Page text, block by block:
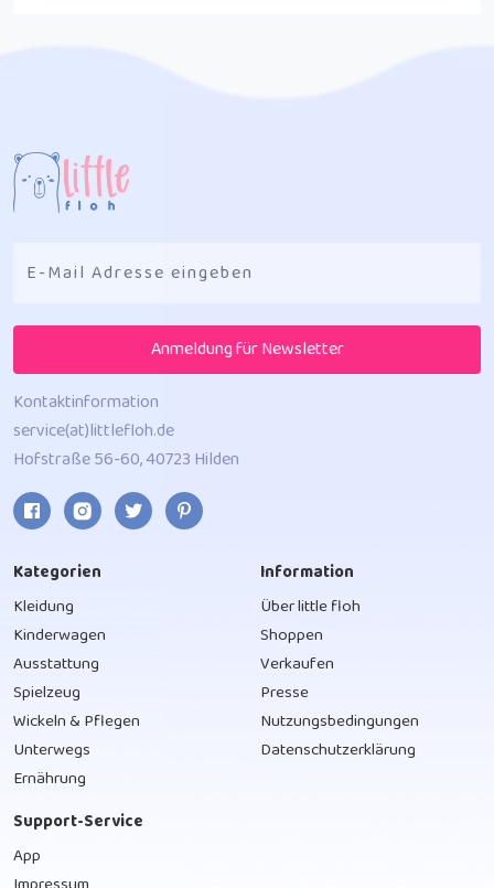
Anmeldung für Newsletter
Kontaktinformation
service(at)littlefloh.de
Hofstraße 56-60, 40723 Hilden
Kategorien
Kleidung
Kinderwagen
Ausstattung
Spielzeug
Wickeln & Pflegen
Unterwegs
Ernährung
Information
Über little floh
Shoppen
Verkaufen
Presse
Nutzungsbedingungen
Datenschutzerklärung
Support-Service
App